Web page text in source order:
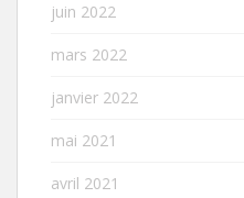
juin 2022
mars 2022
janvier 2022
mai 2021
avril 2021